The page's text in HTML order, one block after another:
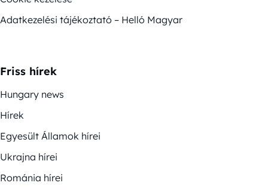
Adatkezelési tájékoztató – Helló Magyar
Friss hírek
Hungary news
Hírek
Egyesült Államok hírei
Ukrajna hírei
Románia hírei